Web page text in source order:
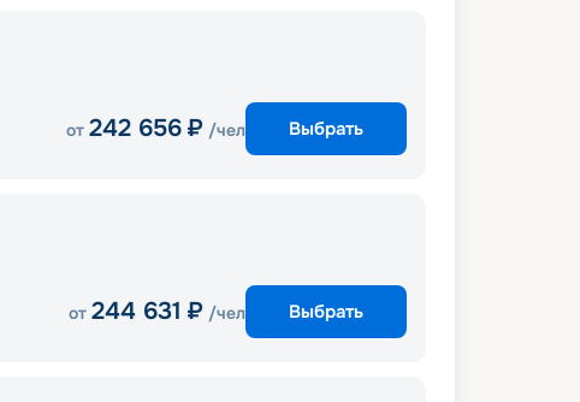
от 242 656 ₽ /чел Выбрать
от 244 631 ₽ /чел Выбрать